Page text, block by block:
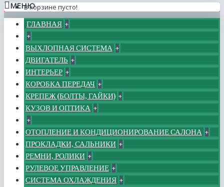
В корзине пусто!
МЕНЮ
ГЛАВНАЯ +
+
ВЫХЛОПНАЯ СИСТЕМА +
ДВИГАТЕЛЬ +
ИНТЕРЬЕР +
КОРОБКА ПЕРЕДАЧ +
КРЕПЕЖ (БОЛТЫ, ГАЙКИ) +
КУЗОВ И ОПТИКА +
+
ОТОПЛЕНИЕ И КОНДИЦИОНИРОВАНИЕ САЛОНА +
ПРОКЛАДКИ, САЛЬНИКИ +
РЕМНИ, РОЛИКИ +
РУЛЕВОЕ УПРАВЛЕНИЕ +
СИСТЕМА ОХЛАЖДЕНИЯ +